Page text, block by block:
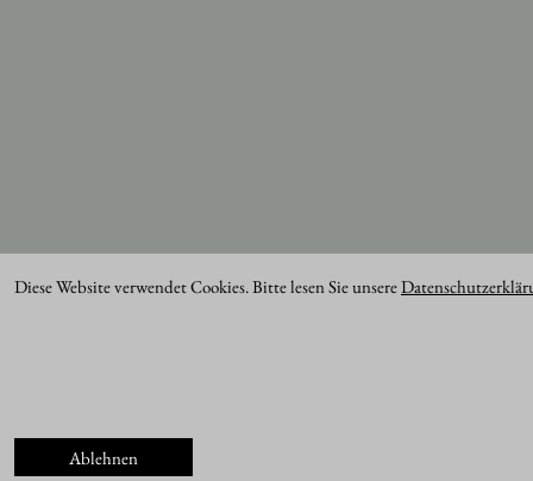
Diese Website verwendet Cookies. Bitte lesen Sie unsere
Ablehnen